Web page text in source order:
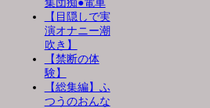
集団痴●電車
【目隠しで実
演オナニー潮
吹き】
【禁断の体
験】
【総集編】ふ
つうのおんな